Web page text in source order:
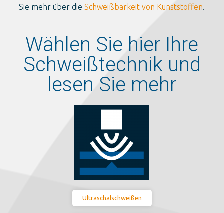
Sie mehr über die Schweißbarkeit von Kunststoffen
Wählen Sie hier Ihre
Schweißtechnik und
lesen Sie mehr
Ultraschalschweißen